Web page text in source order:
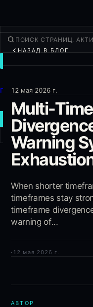
Продукты
Ещё
НОВАЯ СДЕЛКА
Войти РЕГИСТРАЦИЯ
НАЗАД В БЛОГ
12 мая 2026 г.
Multi-
Warning
When shorter
timeframes stay
timeframe
warning of...
· 12 мая 2026 г.
АВТОР